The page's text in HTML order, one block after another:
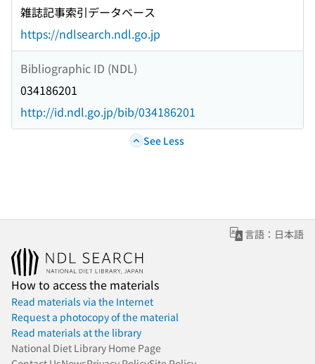
雑誌記事索引データベース
https://ndlsearch.ndl.go.jp
Bibliographic ID (NDL)
034186201
http://id.ndl.go.jp/bib/034186201
See Less
言語：日本語
How to access the materials
Read materials via the Internet
Request a photocopy of the material
Read materials at the library
National Diet Library Home Page